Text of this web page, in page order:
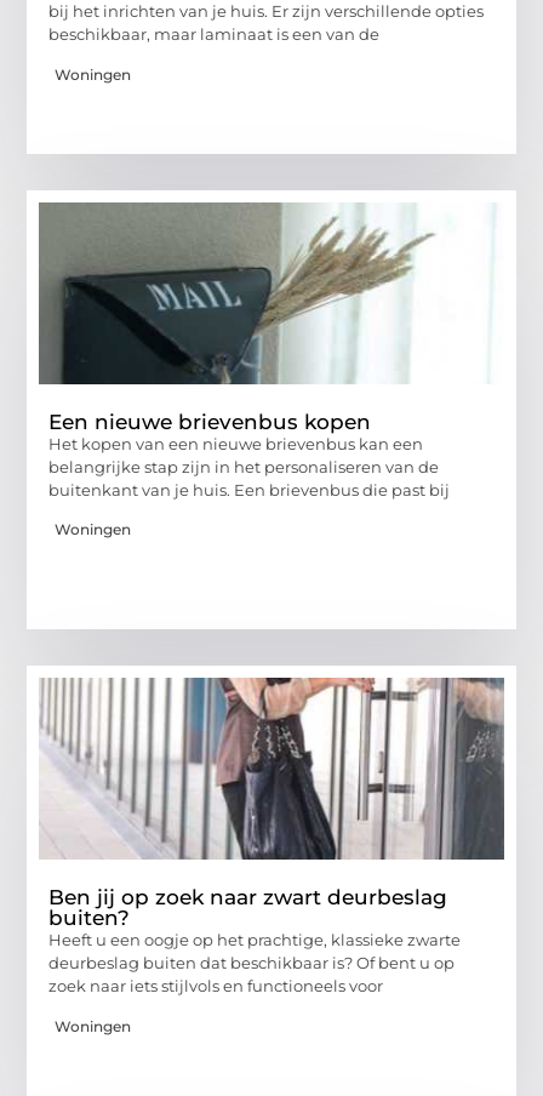
bij het inrichten van je huis. Er zijn verschillende opties
beschikbaar, maar laminaat is een van de
Woningen
Een nieuwe brievenbus kopen
Het kopen van een nieuwe brievenbus kan een
belangrijke stap zijn in het personaliseren van de
buitenkant van je huis. Een brievenbus die past bij
Woningen
Ben jij op zoek naar zwart deurbeslag
buiten?
Heeft u een oogje op het prachtige, klassieke zwarte
deurbeslag buiten dat beschikbaar is? Of bent u op
zoek naar iets stijlvols en functioneels voor
Woningen